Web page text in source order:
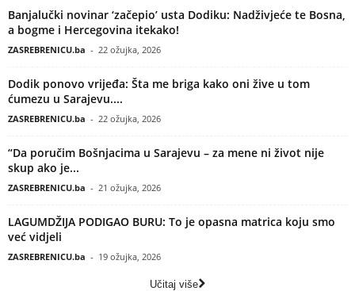
Banjalučki novinar ‘začepio’ usta Dodiku: Nadživjeće te Bosna,
a bogme i Hercegovina itekako!
ZASREBRENICU.ba - 22 ožujka, 2026
Dodik ponovo vrijeđa: Šta me briga kako oni žive u tom
ćumezu u Sarajevu....
ZASREBRENICU.ba - 22 ožujka, 2026
“Da poručim Bošnjacima u Sarajevu – za mene ni život nije
skup ako je...
ZASREBRENICU.ba - 21 ožujka, 2026
LAGUMDŽIJA PODIGAO BURU: To je opasna matrica koju smo
već vidjeli
ZASREBRENICU.ba - 19 ožujka, 2026
Učitaj više